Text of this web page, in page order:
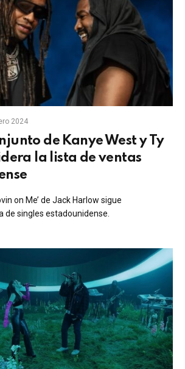
2024
de Kanye West y Ty
la lista de ventas
on Me’ de Jack Harlow sigue
de singles estadounidense.